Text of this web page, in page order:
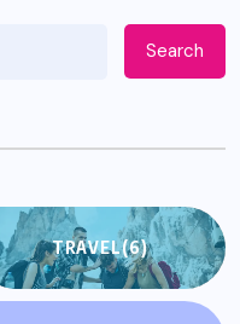
Search
TRAVEL(6)